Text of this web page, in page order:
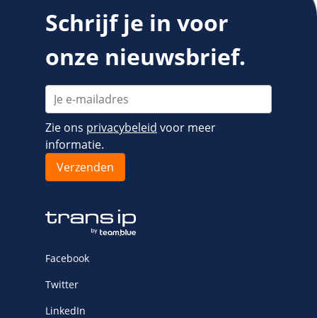
Schrijf je in voor
onze nieuwsbrief.
Zie ons privacybeleid voor meer
informatie.
Facebook
Twitter
LinkedIn